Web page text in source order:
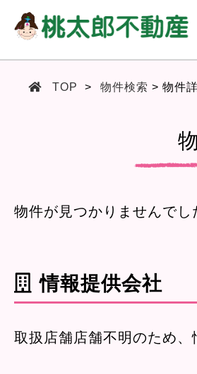
TOP 物件検索 物件
物件が見つかりませんでし
情報提供会社
取扱店舗店舗不明のため